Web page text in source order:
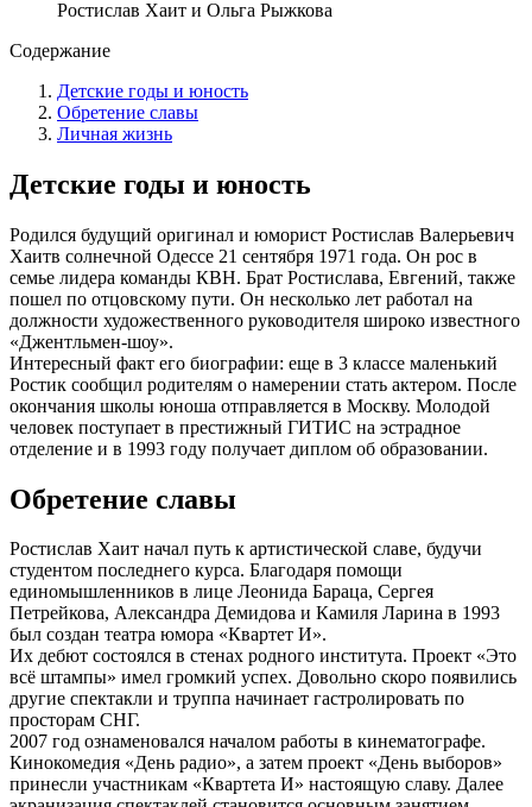
Ростислав Хаит и Ольга Рыжкова
Содержание
Детские годы и юность
Обретение славы
Личная жизнь
Детские годы и юность
Родился будущий оригинал и юморист Ростислав Валерьевич
Хаитв солнечной Одессе 21 сентября 1971 года. Он рос в
семье лидера команды КВН. Брат Ростислава, Евгений, также
пошел по отцовскому пути. Он несколько лет работал на
должности художественного руководителя широко известного
«Джентльмен-шоу».
Интересный факт его биографии: еще в 3 классе маленький
Ростик сообщил родителям о намерении стать актером. После
окончания школы юноша отправляется в Москву. Молодой
человек поступает в престижный ГИТИС на эстрадное
отделение и в 1993 году получает диплом об образовании.
Обретение славы
Ростислав Хаит начал путь к артистической славе, будучи
студентом последнего курса. Благодаря помощи
единомышленников в лице Леонида Бараца, Сергея
Петрейкова, Александра Демидова и Камиля Ларина в 1993
был создан театра юмора «Квартет И».
Их дебют состоялся в стенах родного института. Проект «Это
всё штампы» имел громкий успех. Довольно скоро появились
другие спектакли и труппа начинает гастролировать по
просторам СНГ.
2007 год ознаменовался началом работы в кинематографе.
Кинокомедия «День радио», а затем проект «День выборов»
принесли участникам «Квартета И» настоящую славу. Далее